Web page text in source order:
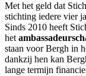
Met het geld dat
stichting iedere vier
Sinds 2010 heeft
het
staan voor Bergh in
dankzij hen kan
lange termijn